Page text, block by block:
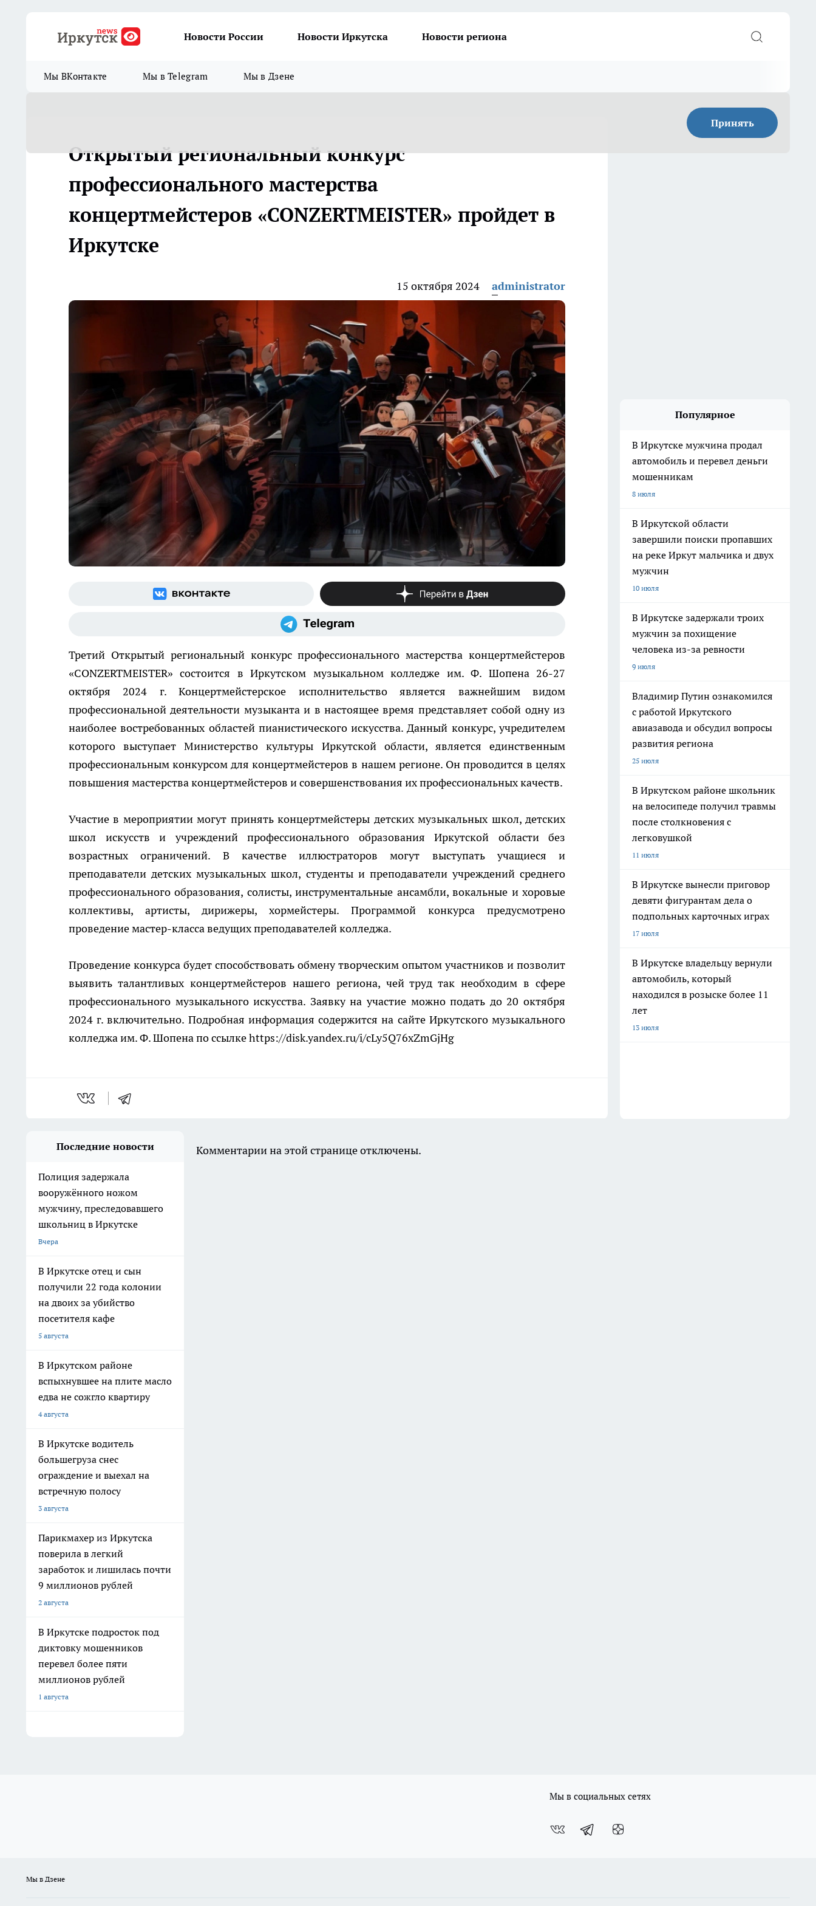
Новости России Новости Иркутска Новости региона
Мы ВКонтакте Мы в Telegram Мы в Дзене
Принять
Открытый региональный конкурс
профессионального мастерства
концертмейстеров «CONZERTMEISTER» пройдет в
Иркутске
15 октября 2024 administrator
Третий Открытый региональный конкурс профессионального мастерства концертмейстеров
«CONZERTMEISTER» состоится в Иркутском музыкальном колледже им. Ф. Шопена 26-27
октября 2024 г. Концертмейстерское исполнительство является важнейшим видом
профессиональной деятельности музыканта и в настоящее время представляет собой одну из
наиболее востребованных областей пианистического искусства. Данный конкурс, учредителем
которого выступает Министерство культуры Иркутской области, является единственным
профессиональным конкурсом для концертмейстеров в нашем регионе. Он проводится в целях
повышения мастерства концертмейстеров и совершенствования их профессиональных качеств.
Участие в мероприятии могут принять концертмейстеры детских музыкальных школ, детских
школ искусств и учреждений профессионального образования Иркутской области без
возрастных ограничений. В качестве иллюстраторов могут выступать учащиеся и
преподаватели детских музыкальных школ, студенты и преподаватели учреждений среднего
профессионального образования, солисты, инструментальные ансамбли, вокальные и хоровые
коллективы, артисты, дирижеры, хормейстеры. Программой конкурса предусмотрено
проведение мастер-класса ведущих преподавателей колледжа.
Проведение конкурса будет способствовать обмену творческим опытом участников и позволит
выявить талантливых концертмейстеров нашего региона, чей труд так необходим в сфере
профессионального музыкального искусства. Заявку на участие можно подать до 20 октября
2024 г. включительно. Подробная информация содержится на сайте Иркутского музыкального
колледжа им. Ф. Шопена по ссылке https://disk.yandex.ru/i/cLy5Q76xZmGjHg
Популярное
В Иркутске мужчина продал
автомобиль и перевел деньги
мошенникам
8 июля
В Иркутской области
завершили поиски пропавших
на реке Иркут мальчика и двух
мужчин
10 июля
В Иркутске задержали троих
мужчин за похищение
человека из-за ревности
9 июля
Владимир Путин ознакомился
с работой Иркутского
авиазавода и обсудил вопросы
развития региона
25 июля
В Иркутском районе школьник
на велосипеде получил травмы
после столкновения с
легковушкой
11 июля
В Иркутске вынесли приговор
девяти фигурантам дела о
подпольных карточных играх
17 июля
В Иркутске владельцу вернули
автомобиль, который
находился в розыске более 11
лет
13 июля
Последние новости
Полиция задержала
вооружённого ножом
мужчину, преследовавшего
школьниц в Иркутске
Вчера
В Иркутске отец и сын
получили 22 года колонии
на двоих за убийство
посетителя кафе
5 августа
В Иркутском районе
вспыхнувшее на плите масло
едва не сожгло квартиру
4 августа
В Иркутске водитель
большегруза снес
ограждение и выехал на
встречную полосу
3 августа
Парикмахер из Иркутска
поверила в легкий
заработок и лишилась почти
9 миллионов рублей
2 августа
В Иркутске подросток под
диктовку мошенников
перевел более пяти
миллионов рублей
1 августа
Комментарии на этой странице отключены.
Мы в социальных сетях
Мы в Дзене